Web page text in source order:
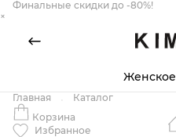
Финальные скидки до -80%!
×
Женское
Главная
Каталог
Корзина
Избранное